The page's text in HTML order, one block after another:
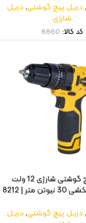
دریل پیچ گوشتی,دریل
شارژی
کد کالا: 8860
دریل پیچ گوشتی شارژی 12 ولت
| 8212
دریل پیچ گوشتی,دریل